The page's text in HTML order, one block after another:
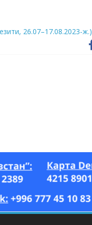
26.07–17.08.2023-ж.)